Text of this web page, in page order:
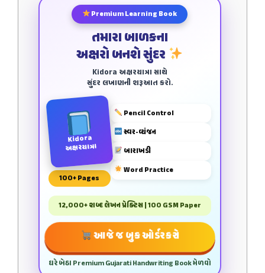
Premium Learning Book
તમારા બાળકના
અક્ષરો બનશે સુંદર
Kidora અક્ષરયાત્રા સાથે
સુંદર લખાણની શરૂઆત કરો.
Kidora
અક્ષરયાત્રા
100+ Pages
Pencil Control
સ્વર-વ્યંજન
બારાખડી
Word Practice
12,000+ શબ્દ લેખન પ્રેક્ટિસ | 100 GSM Paper
આજે જ બુક ઓર્ડર કરો
ઘરે બેઠા Premium Gujarati Handwriting Book મેળવો